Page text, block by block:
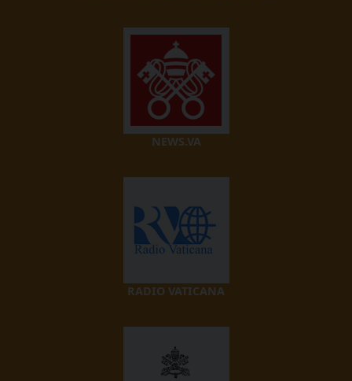
NEWS.VA
RADIO VATICANA